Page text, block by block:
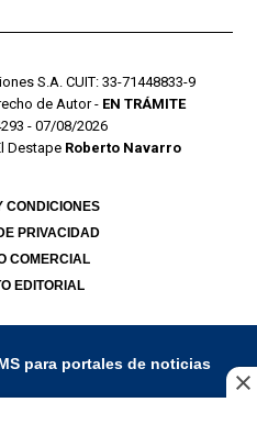
S.A. CUIT: 33-71448833-9
de Autor - EN TRÁMITE
- 07/08/2026
Destape Roberto Navarro
CONDICIONES
PRIVACIDAD
COMERCIAL
EDITORIAL
para portales de noticias